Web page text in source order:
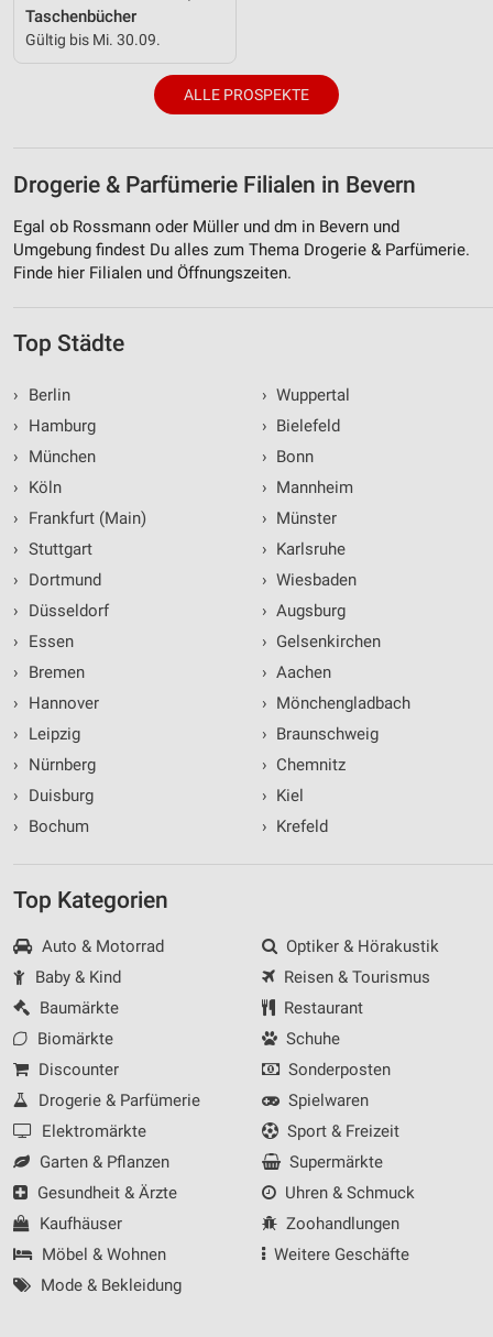
Taschenbücher
Gültig bis Mi. 30.09.
ALLE PROSPEKTE
Drogerie & Parfümerie Filialen in Bevern
Egal ob Rossmann oder Müller und dm in Bevern und
Umgebung findest Du alles zum Thema Drogerie & Parfümerie.
Finde hier Filialen und Öffnungszeiten.
Top Städte
›
Berlin
›
Hamburg
›
München
›
Köln
›
Frankfurt (Main)
› Stuttgart
›
Dortmund
›
Düsseldorf
›
Essen
›
Bremen
›
Hannover
›
Leipzig
›
Nürnberg
›
Duisburg
›
Bochum
› Wuppertal
› Bielefeld
› Bonn
› Mannheim
› Münster
› Karlsruhe
› Wiesbaden
› Augsburg
› Gelsenkirchen
› Aachen
› Mönchengladbach
› Braunschweig
› Chemnitz
› Kiel
› Krefeld
Top Kategorien
Auto & Motorrad
Baby & Kind
Baumärkte
Biomärkte
Discounter
Drogerie & Parfümerie
Elektromärkte
Garten & Pflanzen
Gesundheit & Ärzte
Kaufhäuser
Möbel & Wohnen
Mode & Bekleidung
Optiker & Hörakustik
Reisen & Tourismus
Restaurant
Schuhe
Sonderposten
Spielwaren
Sport & Freizeit
Supermärkte
Uhren & Schmuck
Zoohandlungen
Weitere Geschäfte